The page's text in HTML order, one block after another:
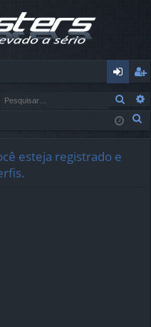
nt
ra
eg
ist
esteja registrado e